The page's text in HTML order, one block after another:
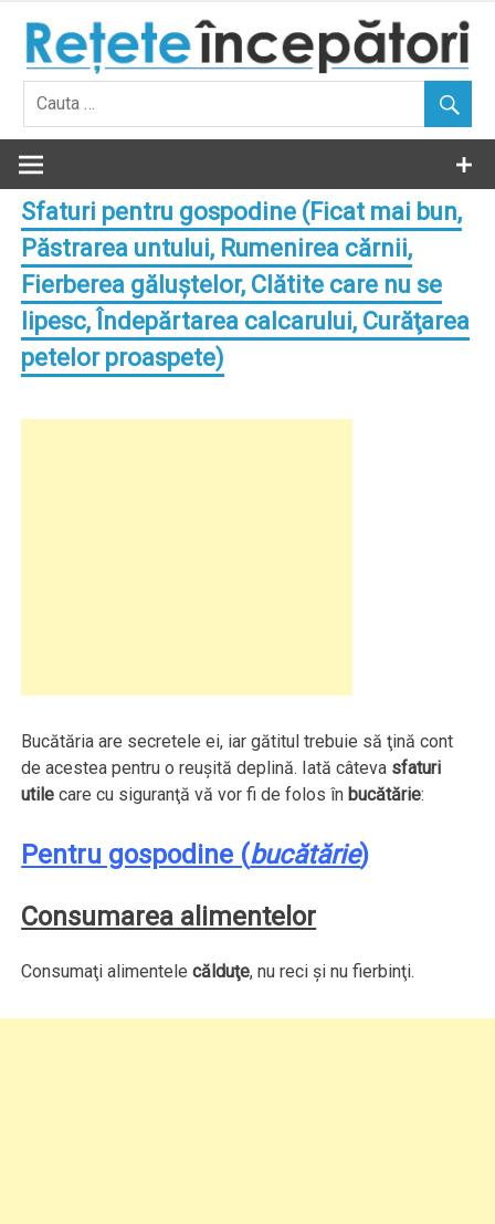
content
Sfaturi pentru gospodine (Ficat mai bun,
Păstrarea untului, Rumenirea cărnii,
Fierberea găluştelor, Clătite care nu se
lipesc, Îndepărtarea calcarului, Curăţarea
petelor proaspete)
Bucătăria are secretele ei, iar gătitul trebuie să ţină cont
de acestea pentru o reuşită deplină. Iată câteva sfaturi
utile care cu siguranţă vă vor fi de folos în bucătărie:
Pentru gospodine (bucătărie)
Consumarea alimentelor
Consumaţi alimentelecălduţe, nu reci şi nu fierbinţi.